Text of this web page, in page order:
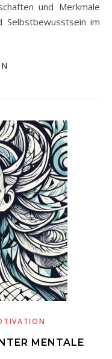
Selbstbewusstsein im
MENTALE